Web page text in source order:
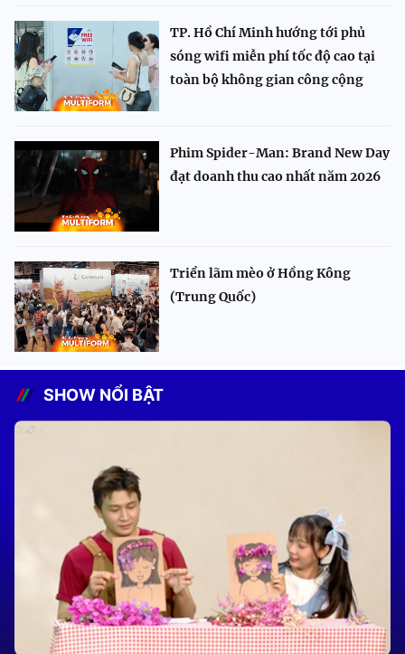
TP. Hồ Chí Minh hướng tới phủ
sóng wifi miễn phí tốc độ cao tại
toàn bộ không gian công cộng
Phim Spider-Man: Brand New Day
đạt doanh thu cao nhất năm 2026
Triển lãm mèo ở Hồng Kông
(Trung Quốc)
SHOW NỔI BẬT